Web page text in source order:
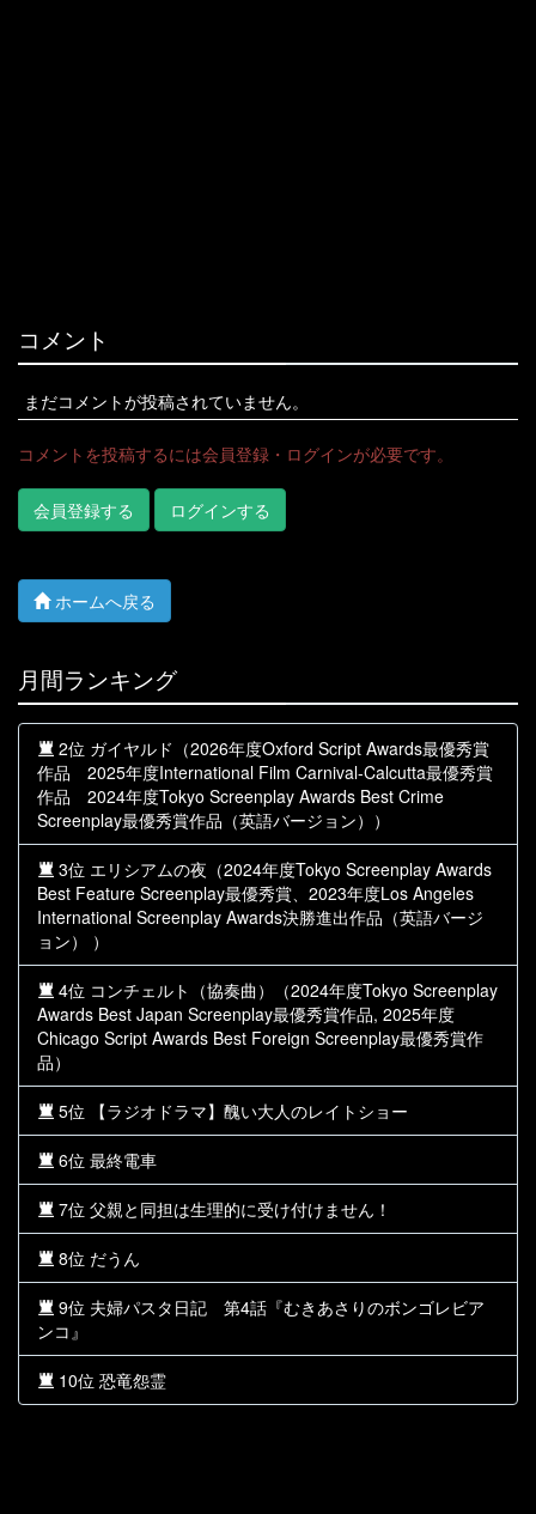
コメント
まだコメントが投稿されていません。
コメントを投稿するには会員登録・ログインが必要です。
会員登録する ログインする
ホームへ戻る
月間ランキング
2位 ガイヤルド（2026年度Oxford Script Awards最優秀賞
作品 2025年度International Film Carnival-Calcutta最優秀賞
作品 2024年度Tokyo Screenplay Awards Best Crime
Screenplay最優秀賞作品（英語バージョン））
3位 エリシアムの夜（2024年度Tokyo Screenplay Awards
Best Feature Screenplay最優秀賞、2023年度Los Angeles
International Screenplay Awards決勝進出作品（英語バージ
ョン） ）
4位 コンチェルト（協奏曲）（2024年度Tokyo Screenplay
Awards Best Japan Screenplay最優秀賞作品, 2025年度
Chicago Script Awards Best Foreign Screenplay最優秀賞作
品）
5位 【ラジオドラマ】醜い大人のレイトショー
6位 最終電車
7位 父親と同担は生理的に受け付けません！
8位 だうん
9位 夫婦パスタ日記 第4話『むきあさりのボンゴレビア
ンコ』
10位 恐竜怨霊